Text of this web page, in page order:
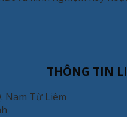
THÔNG TIN
Nam Từ Liêm